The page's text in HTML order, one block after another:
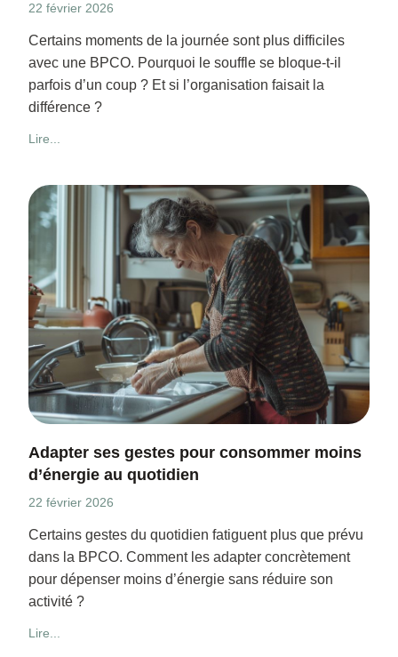
22 février 2026
Certains moments de la journée sont plus difficiles
avec une BPCO. Pourquoi le souffle se bloque-t-il
parfois d’un coup ? Et si l’organisation faisait la
différence ?
Lire...
Adapter ses gestes pour consommer moins
d’énergie au quotidien
22 février 2026
Certains gestes du quotidien fatiguent plus que prévu
dans la BPCO. Comment les adapter concrètement
pour dépenser moins d’énergie sans réduire son
activité ?
Lire...